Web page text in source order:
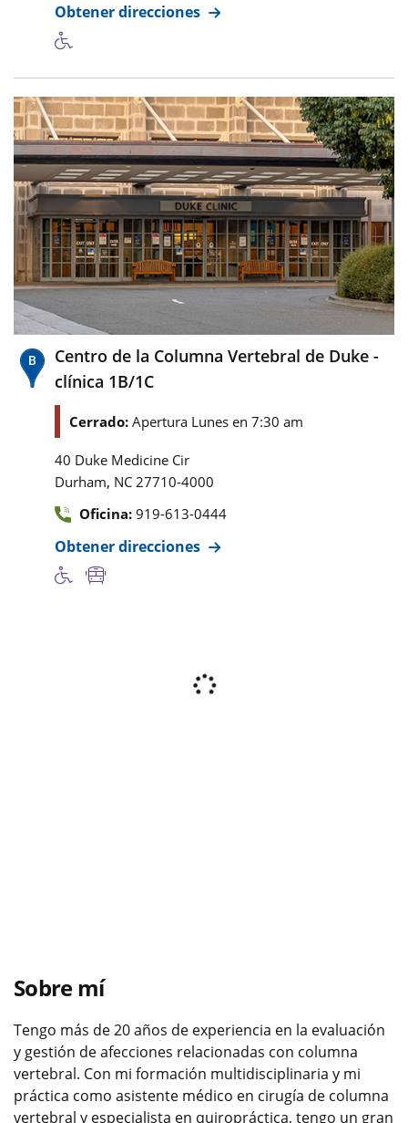
Obtener direcciones
Centro de la Columna Vertebral de Duke -
clínica 1B/1C
Cerrado: Apertura Lunes en 7:30 am
40 Duke Medicine Cir
Durham, NC 27710-4000
Oficina: 919-613-0444
Obtener direcciones
Sobre mí
Tengo más de 20 años de experiencia en la evaluación
y gestión de afecciones relacionadas con columna
vertebral. Con mi formación multidisciplinaria y mi
práctica como asistente médico en cirugía de columna
vertebral y especialista en quiropráctica, tengo un gran